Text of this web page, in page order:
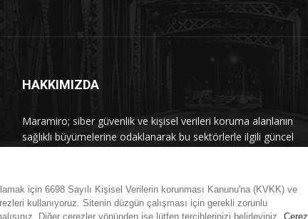
HAKKIMIZDA
Maramiro; siber güvenlik ve kişisel verileri koruma alanlarıın
sağlıklı büyümelerine odaklanarak bu sektörlerle ilgili güncel
Bizimle iletişime geçin: maramiro@sentezmedya.com.tr
için 6698 Sayılı Kişisel Verilerin korunması Kanunu'na (KVKK) ve
kullanıyoruz. Sitenin düzgün çalışması için gerekli zorunlu
Diğer çerezler yönünden ise lütfen tercihlerinizi belirleyiniz.
Çerez